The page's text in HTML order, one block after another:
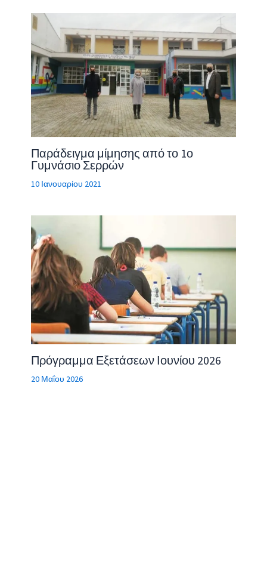
Παράδειγμα μίμησης από το 1ο
Γυμνάσιο Σερρών
10 Ιανουαρίου 2021
Πρόγραμμα Εξετάσεων Ιουνίου 2026
20 Μαΐου 2026